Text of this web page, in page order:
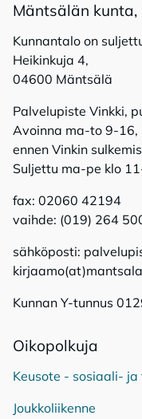
Mänt­sä­län
Kunnantalo on
Heikinkuja 4,
04600 Mäntsälä
Palvelupiste Vinkki,
Avoinna ma-to 9-16,
ennen Vinkin
Suljettu ma-pe klo
fax: 02060 42194
vaihde: (019) 264
sähköposti:
Kunnan Y-tunnus
Oi­ko­pol­ku­ja
Keusote - sosiaali-
Joukkoliikenne